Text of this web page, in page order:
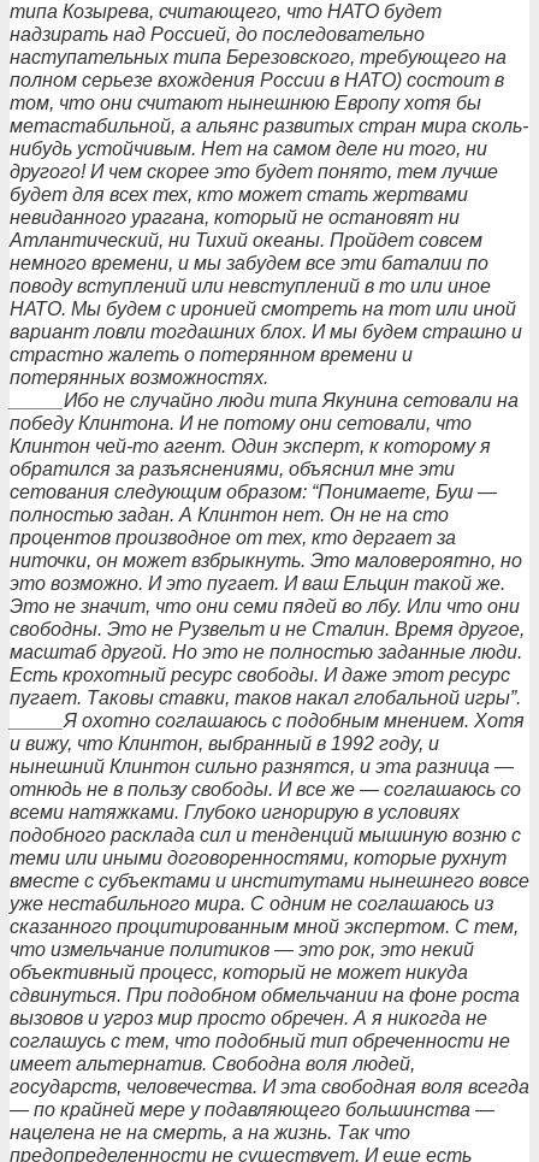
типа Козырева, считающего, что НАТО будет
надзирать над Россией, до последовательно
наступательных типа Березовского, требующего на
полном серьезе вхождения России в НАТО) состоит в
том, что они считают нынешнюю Европу хотя бы
метастабильной, а альянс развитых стран мира сколь-
нибудь устойчивым. Нет на самом деле ни того, ни
другого! И чем скорее это будет понято, тем лучше
будет для всех тех, кто может стать жертвами
невиданного урагана, который не остановят ни
Атлантический, ни Тихий океаны. Пройдет совсем
немного времени, и мы забудем все эти баталии по
поводу вступлений или невступлений в то или иное
НАТО. Мы будем с иронией смотреть на тот или иной
вариант ловли тогдашних блох. И мы будем страшно и
страстно жалеть о потерянном времени и
потерянных возможностях.
_____Ибо не случайно люди типа Якунина сетовали на
победу Клинтона. И не потому они сетовали, что
Клинтон чей-то агент. Один эксперт, к которому я
обратился за разъяснениями, объяснил мне эти
сетования следующим образом: “Понимаете, Буш —
полностью задан. А Клинтон нет. Он не на сто
процентов производное от тех, кто дергает за
ниточки, он может взбрыкнуть. Это маловероятно, но
это возможно. И это пугает. И ваш Ельцин такой же.
Это не значит, что они семи пядей во лбу. Или что они
свободны. Это не Рузвельт и не Сталин. Время другое,
масштаб другой. Но это не полностью заданные люди.
Есть крохотный ресурс свободы. И даже этот ресурс
пугает. Таковы ставки, таков накал глобальной игры”.
_____Я охотно соглашаюсь с подобным мнением. Хотя
и вижу, что Клинтон, выбранный в 1992 году, и
нынешний Клинтон сильно разнятся, и эта разница —
отнюдь не в пользу свободы. И все же — соглашаюсь со
всеми натяжками. Глубоко игнорирую в условиях
подобного расклада сил и тенденций мышиную возню с
теми или иными договоренностями, которые рухнут
вместе с субъектами и институтами нынешнего вовсе
уже нестабильного мира. С одним не соглашаюсь из
сказанного процитированным мной экспертом. С тем,
что измельчание политиков — это рок, это некий
объективный процесс, который не может никуда
сдвинуться. При подобном обмельчании на фоне роста
вызовов и угроз мир просто обречен. А я никогда не
соглашусь с тем, что подобный тип обреченности не
имеет альтернатив. Свободна воля людей,
государств, человечества. И эта свободная воля всегда
— по крайней мере у подавляющего большинства —
нацелена не на смерть, а на жизнь. Так что
предопределенности не существует. И еще есть